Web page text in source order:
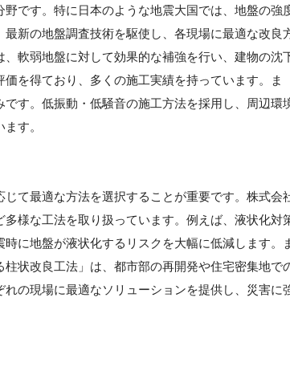
です。特に日本のような地震大国では、地盤の強
新の地盤調査技術を駆使し、各現場に最適な改良
軟弱地盤に対して効果的な補強を行い、建物の沈
を得ており、多くの施工実績を持っています。ま
す。低振動・低騒音の施工方法を採用し、周辺環
す。
て最適な方法を選択することが重要です。株式会
様な工法を取り扱っています。例えば、液状化対
に地盤が液状化するリスクを大幅に低減します。
状改良工法」は、都市部の再開発や住宅密集地で
の現場に最適なソリューションを提供し、災害に